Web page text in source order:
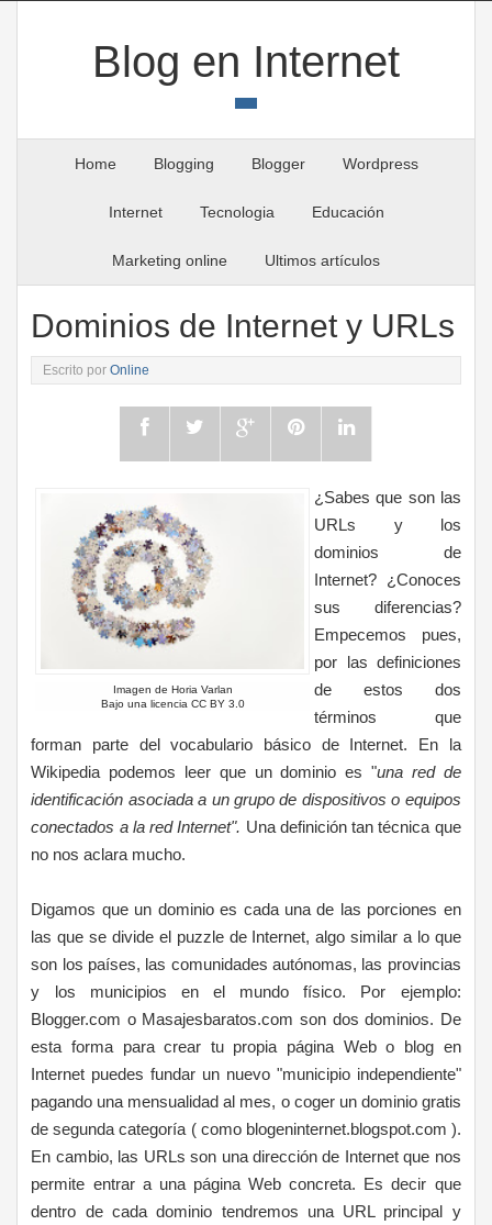
Blog en Internet
Home Blogging Blogger Wordpress
Internet Tecnologia Educación
Marketing online Ultimos artículos
Dominios de Internet y URLs
Escrito porOnline
Imagen de Horia Varlan
Bajo una licencia CC BY 3.0
¿Sabes que son las
URLs y los
dominios de
Internet? ¿Conoces
sus diferencias?
Empecemos pues,
por las definiciones
de estos dos
términos que
forman parte del vocabulario básico de Internet. En la
Wikipedia podemos leer que un dominio es "una red de
identificación asociada a un grupo de dispositivos o equipos
conectados a la red Internet". Una definición tan técnica que
no nos aclara mucho.
Digamos que un dominio es cada una de las porciones en
las que se divide el puzzle de Internet, algo similar a lo que
son los países, las comunidades autónomas, las provincias
y los municipios en el mundo físico. Por ejemplo:
Blogger.com o Masajesbaratos.com son dos dominios. De
esta forma para crear tu propia página Web o blog en
Internet puedes fundar un nuevo "municipio independiente"
pagando una mensualidad al mes, o coger un dominio gratis
de segunda categoría ( como blogeninternet.blogspot.com ).
En cambio, las URLs son una dirección de Internet que nos
permite entrar a una página Web concreta. Es decir que
dentro de cada dominio tendremos una URL principal y